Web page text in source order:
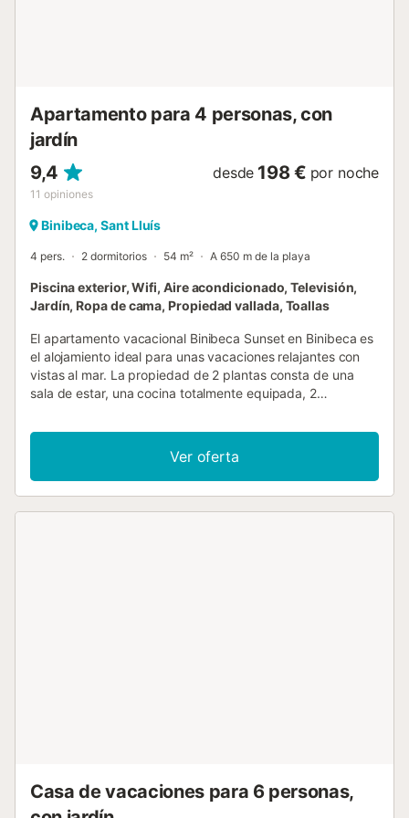
Apartamento para 4 personas, con
jardín
9,4
11 opiniones
desde 198 € por noche
Binibeca, Sant Lluís
4 pers. 2 dormitorios 54 m² A 650 m de la playa
Piscina exterior, Wifi, Aire acondicionado, Televisión,
Jardín, Ropa de cama, Propiedad vallada, Toallas
El apartamento vacacional Binibeca Sunset en Binibeca es
el alojamiento ideal para unas vacaciones relajantes con
vistas al mar. La propiedad de 2 plantas consta de una
sala de estar, una cocina totalmente equipada, 2
Los servicios adicionales incluyen Wi-Fi de alta velocidad
(apto para videollamadas), televisión, aire acondicionado,
lavadora y secadora. Este alojamiento dispone de terraza
privada y acceso a instalaciones compartidas, como
Ver oferta
Casa de vacaciones para 6 personas,